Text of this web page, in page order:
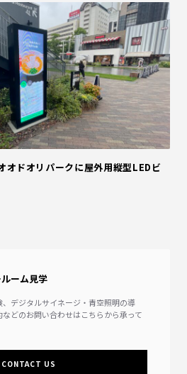
オドオリパークに屋外用縦型LEDビ
ーム見学
デジタルサイネージ・青空照明の導
どのお問い合わせはこちらから承って
CONTACT US